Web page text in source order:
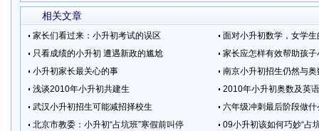
相关文章
家长们看过来：小升初考试的误区
面对小升初数学，女学生
只看成绩的小升初 遭遇新政的尴尬
家长应怎样有效帮助孩
小升初家长最关心的事
南京小升初招生仍然与
浅谈2010年小升初共建生
2010年小升初奥数及英
武汉小升初招生可能减招择校生
六年级冲刺最后阶段做什
北京市教委：小升初“占坑班”寒假前叫停
09小升初该如何巧妙“占